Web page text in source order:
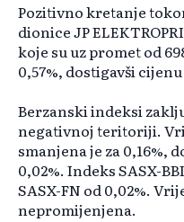
Pozitivno kretanje
dionice JP
koje su uz promet od
0,57%, dostigavši
Berzanski indeksi
negativnoj teritoriji.
smanjena je za 0,16%,
0,02%. Indeks SASX-
SASX-FN od 0,02%.
nepromijenjena.